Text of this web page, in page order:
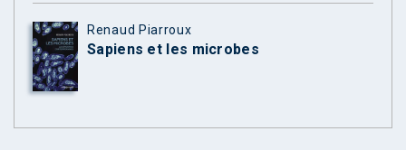
Renaud Piarroux
Sapiens et les microbes